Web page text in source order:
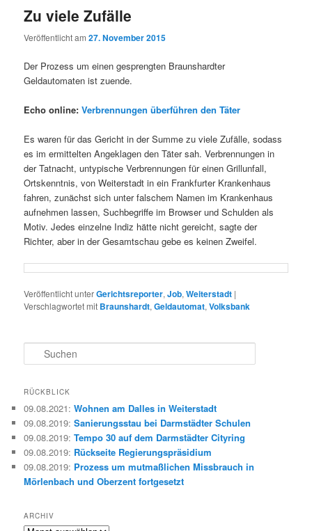
Zu viele Zufälle
Veröffentlicht am27. November 2015
Der Prozess um einen gesprengten Braunshardter
Geldautomaten ist zuende.
Echo online:Verbrennungen überführen den Täter
Es waren für das Gericht in der Summe zu viele Zufälle, sodass
es im ermittelten Angeklagen den Täter sah. Verbrennungen in
der Tatnacht, untypische Verbrennungen für einen Grillunfall,
Ortskenntnis, von Weiterstadt in ein Frankfurter Krankenhaus
fahren, zunächst sich unter falschem Namen im Krankenhaus
aufnehmen lassen, Suchbegriffe im Browser und Schulden als
Motiv. Jedes einzelne Indiz hätte nicht gereicht, sagte der
Richter, aber in der Gesamtschau gebe es keinen Zweifel.
Veröffentlicht unterGerichtsreporter,Job,Weiterstadt |
Verschlagwortet mit Braunshardt,Geldautomat,Volksbank
u
h
n
RÜCKBLICK
09.08.2021:Wohnen am Dalles in Weiterstadt
09.08.2019:Sanierungsstau bei Darmstädter Schulen
09.08.2019:Tempo 30 auf dem Darmstädter Cityring
09.08.2019: Rückseite Regierungspräsidium
09.08.2019: Prozess um mutmaßlichen Missbrauch in
Mörlenbach und Oberzent fortgesetzt
ARCHIV